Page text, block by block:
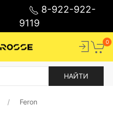
8-922-922-
9119
0
Feron